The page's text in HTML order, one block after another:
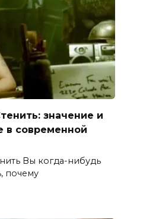
значение и
в современной
Вы когда-нибудь
почему